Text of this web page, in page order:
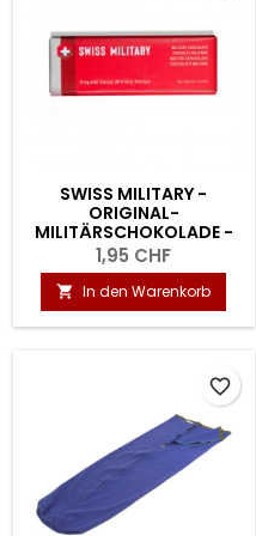
SWISS MILITARY -
ORIGINAL-
MILITÄRSCHOKOLADE -
MILCH - 50G
1,95 CHF
 In den Warenkorb
favorite_border